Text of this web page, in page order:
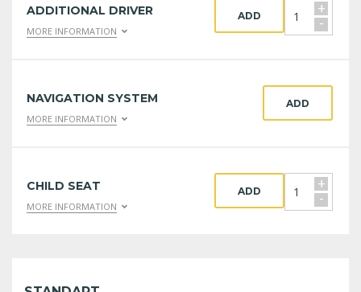
ADDITIONAL DRIVER
MORE INFORMATION
+
-
ADD
NAVIGATION SYSTEM
MORE INFORMATION
ADD
CHILD SEAT
MORE INFORMATION
+
-
ADD